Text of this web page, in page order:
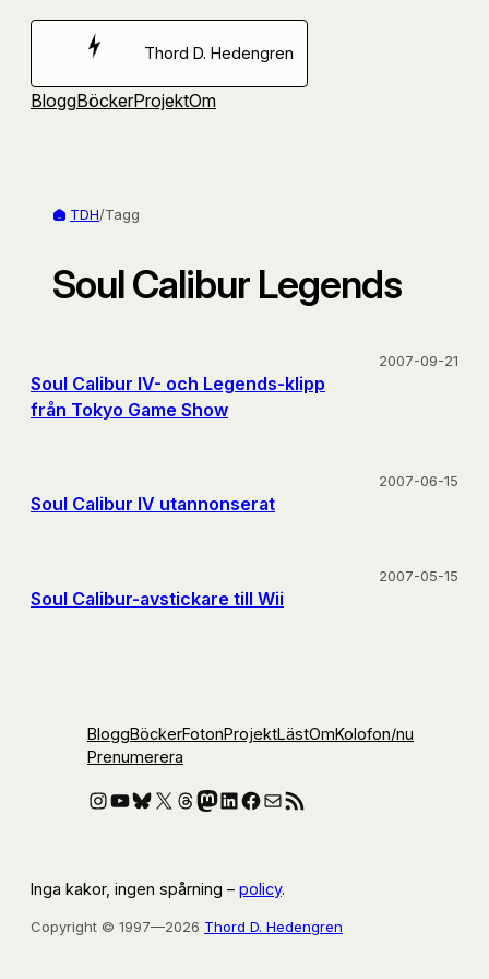
Hoppa
Thord D. Hedengren
BloggBöckerProjektOm
TDH/Tagg
Soul Calibur Legends
Soul Calibur IV- och Legends-klipp
från Tokyo Game Show
2007-09-21
Soul Calibur IV utannonserat
2007-06-15
Soul Calibur-avstickare till Wii
2007-05-15
BloggBöckerFotonProjektLästOmKolofon/nu
Prenumerera
Instagram
YouTube
Bluesky
X Threads
Mastodon
LinkedIn
Facebook
E-postRSS-flöde
Inga kakor, ingen spårning – policy.
Copyright © 1997—2026 Thord D. Hedengren